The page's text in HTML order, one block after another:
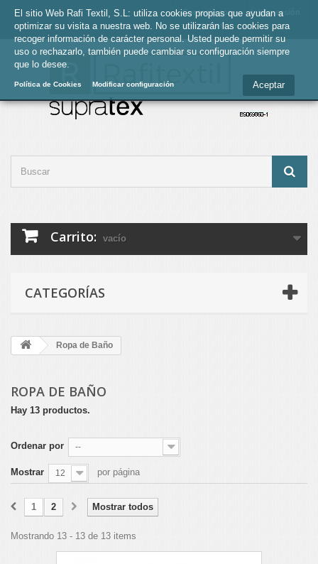
Iniciar sesión
Contacte con
nosotros
Carrito: vacío
CATEGORÍAS
Ropa de Baño
ROPA DE BAÑO
Hay 13 productos.
Ordenar por --
Mostrar 12 por página
Mostrar todos
1 2
Mostrando 13 - 13 de 13 items
El sitio Web Rafi Textil, S.L: utiliza cookies propias que ayudan a
optimizar su visita a nuestra web. No se utilizarán las cookies para
recoger información de carácter personal. Usted puede permitir su
uso o rechazarlo, también puede cambiar su configuración siempre
que lo desee.
Política de Cookies Modificar configuración Aceptar